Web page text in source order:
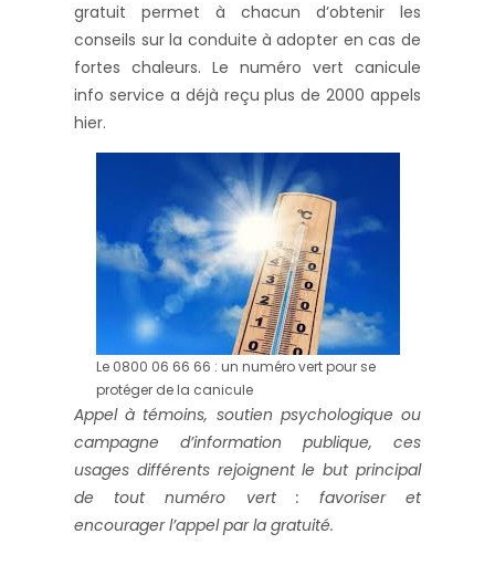
gratuit permet à chacun d’obtenir les
conseils sur la conduite à adopter en cas de
fortes chaleurs. Le numéro vert canicule
info service a déjà reçu plus de 2000 appels
hier.
Le 0800 06 66 66 : un numéro vert pour se
protéger de la canicule
Appel à témoins, soutien psychologique ou
campagne d’information publique, ces
usages différents rejoignent le but principal
de tout numéro vert : favoriser et
encourager l’appel par la gratuité.